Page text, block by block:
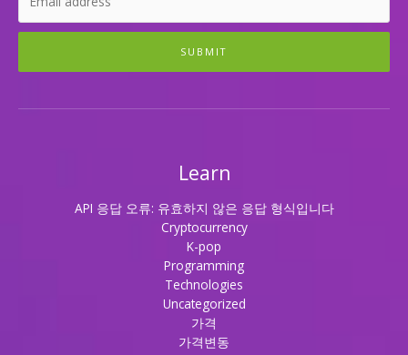
SUBMIT
Learn
API 응답 오류: 유효하지 않은 응답 형식입니다
Cryptocurrency
K-pop
Programming
Technologies
Uncategorized
가격
가격변동